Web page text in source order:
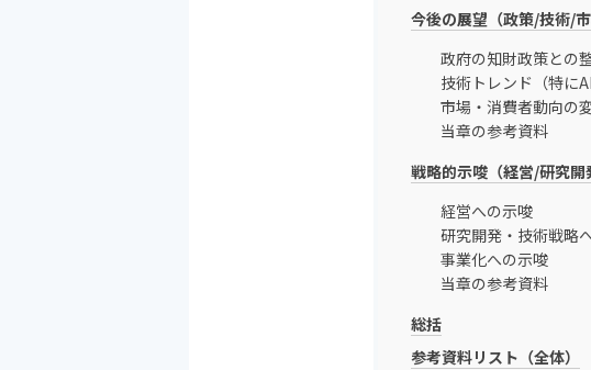
今後の展望（政策/技術/市
政府の知財政策との
技術トレンド（特に
市場・消費者動向の
当章の参考資料
戦略的示唆（経営/研究開
経営への示唆
研究開発・技術戦略
事業化への示唆
当章の参考資料
総括
参考資料リスト（全体）